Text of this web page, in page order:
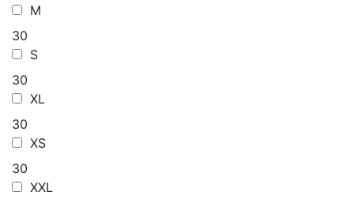
M
30
S
30
XL
30
XS
30
XXL